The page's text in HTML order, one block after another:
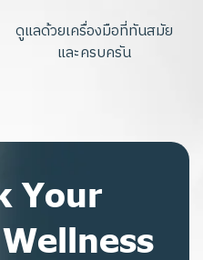
ดูแลด้วยเครื่องมือที่ทันสมัย
และครบครัน
Your